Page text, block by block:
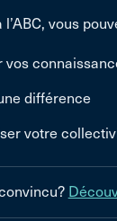
vous
vos
différence
votre